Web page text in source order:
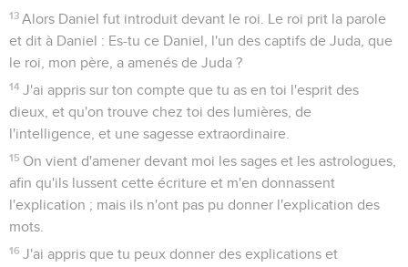
13 Alors Daniel fut introduit devant le roi. Le roi prit la parole
et dit à Daniel : Es-tu ce Daniel, l'un des captifs de Juda, que
le roi, mon père, a amenés de Juda ?
14 J'ai appris sur ton compte que tu as en toi l'esprit des
dieux, et qu'on trouve chez toi des lumières, de
l'intelligence, et une sagesse extraordinaire.
15 On vient d'amener devant moi les sages et les astrologues,
afin qu'ils lussent cette écriture et m'en donnassent
l'explication ; mais ils n'ont pas pu donner l'explication des
mots.
16 J'ai appris que tu peux donner des explications et